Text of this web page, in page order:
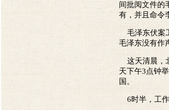
间批阅文件的
有，并且命令
毛泽东伏案
毛泽东没有作
这天清晨，
天下午3点钟
国。
6时半，工作